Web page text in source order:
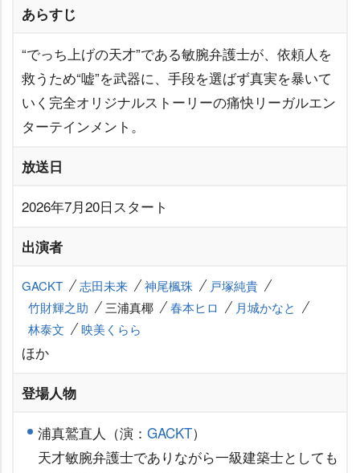
あらすじ
“でっち上げの天才”である敏腕弁護士が、依頼人を
救うため“嘘”を武器に、手段を選ばず真実を暴いて
いく完全オリジナルストーリーの痛快リーガルエン
ターテインメント。
放送日
2026年7月20日スタート
出演者
GACKT 志田未来 神尾楓珠
戸塚純貴
竹財輝之助
三浦真椰 春本ヒロ
月城かなと
林泰文
映美くらら
ほか
登場人物
浦真鷲直人（演： GACKT）
天才敏腕弁護士でありながら一級建築士としても